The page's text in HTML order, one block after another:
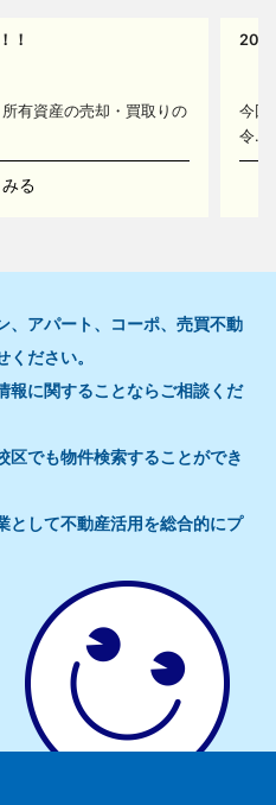
！
有資産の売却・買取りの
る
今回
令...
、アパート、コーポ、売買不動
ださい。
報に関することならご相談くだ
区でも物件検索することができ
として不動産活用を総合的にプ